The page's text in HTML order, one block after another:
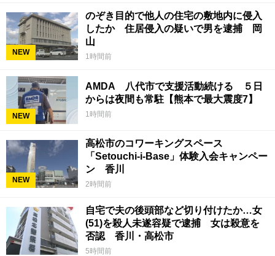
NEW
のぞき目的で他人の住宅の敷地内に侵入
したか 住居侵入の疑いで男を逮捕 岡
山
1時間前
NEW
AMDA 八代市で支援活動続ける ５日
からは夜間も常駐【熊本で最大震度7】
1時間前
NEW
高松市のコワーキングスペース
「Setouchi-i-Base」体験入会キャンペー
ン 香川
2時間前
自宅で夫の後頭部など切り付けたか…女
(51)を殺人未遂容疑で逮捕 女は殺意を
否認 香川・高松市
5時間前